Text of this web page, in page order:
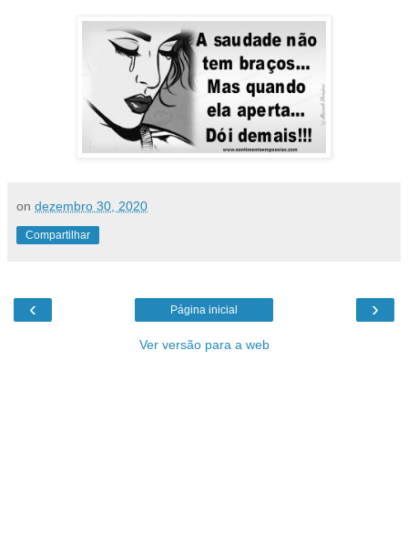
on dezembro 30, 2020
Compartilhar
‹ ›
Página inicial
Ver versão para a web